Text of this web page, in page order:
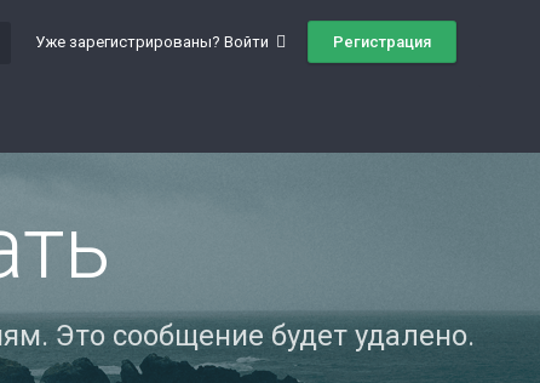
Уже зарегистрированы? Войти Регистрация
Это сообщение будет удалено.